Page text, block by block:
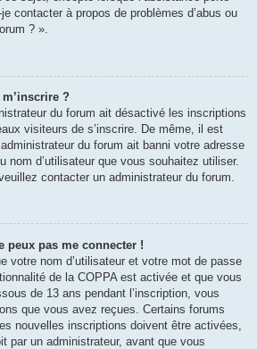
contacter à propos de problèmes d’abus ou
? ».
?
du forum ait désactivé les inscriptions
visiteurs de s’inscrire. De même, il est
du forum ait banni votre adresse
nom d’utilisateur que vous souhaitez utiliser.
contacter un administrateur du forum.
peux pas me connecter !
votre nom d’utilisateur et votre mot de passe
de la COPPA est activée et que vous
de 13 ans pendant l’inscription, vous
que vous avez reçues. Certains forums
nouvelles inscriptions doivent être activées,
par un administrateur, avant que vous